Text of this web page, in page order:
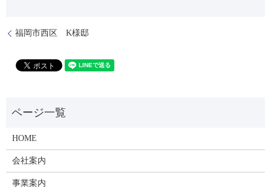
福岡市西区 K様邸
HOME
会社案内
事業案内